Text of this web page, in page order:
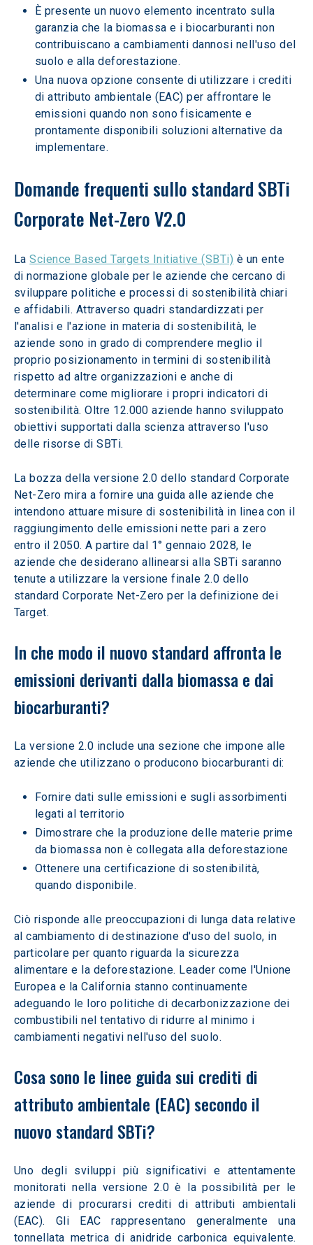
È presente un nuovo elemento incentrato sulla
garanzia che la biomassa e i biocarburanti non
contribuiscano a cambiamenti dannosi nell'uso del
suolo e alla deforestazione.
Una nuova opzione consente di utilizzare i crediti
di attributo ambientale (EAC) per affrontare le
emissioni quando non sono fisicamente e
prontamente disponibili soluzioni alternative da
implementare.
Domande frequenti sullo standard SBTi
Corporate Net-Zero V2.0
La Science Based Targets Initiative (SBTi) è un ente
di normazione globale per le aziende che cercano di
sviluppare politiche e processi di sostenibilità chiari
e affidabili. Attraverso quadri standardizzati per
l'analisi e l'azione in materia di sostenibilità, le
aziende sono in grado di comprendere meglio il
proprio posizionamento in termini di sostenibilità
rispetto ad altre organizzazioni e anche di
determinare come migliorare i propri indicatori di
sostenibilità. Oltre 12.000 aziende hanno sviluppato
obiettivi supportati dalla scienza attraverso l'uso
delle risorse di SBTi.
La bozza della versione 2.0 dello standard Corporate
Net-Zero mira a fornire una guida alle aziende che
intendono attuare misure di sostenibilità in linea con il
raggiungimento delle emissioni nette pari a zero
entro il 2050. A partire dal 1° gennaio 2028, le
aziende che desiderano allinearsi alla SBTi saranno
tenute a utilizzare la versione finale 2.0 dello
standard Corporate Net-Zero per la definizione dei
Target.
In che modo il nuovo standard affronta le
emissioni derivanti dalla biomassa e dai
biocarburanti?
La versione 2.0 include una sezione che impone alle
aziende che utilizzano o producono biocarburanti di:
Fornire dati sulle emissioni e sugli assorbimenti
legati al territorio
Dimostrare che la produzione delle materie prime
da biomassa non è collegata alla deforestazione
Ottenere una certificazione di sostenibilità,
quando disponibile.
Ciò risponde alle preoccupazioni di lunga data relative
al cambiamento di destinazione d'uso del suolo, in
particolare per quanto riguarda la sicurezza
alimentare e la deforestazione. Leader come l'Unione
Europea e la California stanno continuamente
adeguando le loro politiche di decarbonizzazione dei
combustibili nel tentativo di ridurre al minimo i
cambiamenti negativi nell'uso del suolo.
Cosa sono le linee guida sui crediti di
attributo ambientale (EAC) secondo il
nuovo standard SBTi?
Uno degli sviluppi più significativi e attentamente
monitorati nella versione 2.0 è la possibilità per le
aziende di procurarsi crediti di attributi ambientali
(EAC). Gli EAC rappresentano generalmente una
tonnellata metrica di anidride carbonica equivalente.